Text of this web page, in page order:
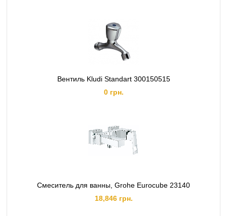
Вентиль Kludi Standart 300150515
0 грн.
Смеситель для ванны, Grohe Eurocube 23140
18,846 грн.